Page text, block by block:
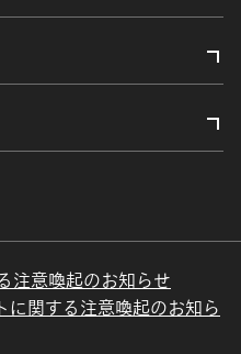
注意喚起のお知らせ
に関する注意喚起のお知ら